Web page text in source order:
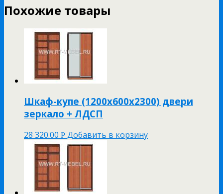
Похожие товары
Шкаф-купе (1200х600х2300) двери
зеркало + ЛДСП
28 320.00 Р Добавить в корзину